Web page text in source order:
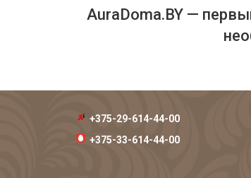
AuraDoma.BY —
+375-29-614-44-00
+375-33-614-44-00